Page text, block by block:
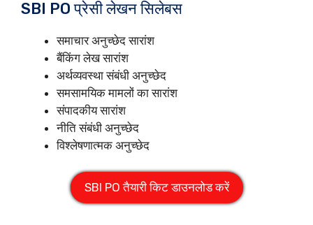
SBI PO प्रेसी लेखन सिलेबस
समाचार अनुच्छेद सारांश
बैंकिंग लेख सारांश
अर्थव्यवस्था संबंधी अनुच्छेद
समसामयिक मामलों का सारांश
संपादकीय सारांश
नीति संबंधी अनुच्छेद
विश्लेषणात्मक अनुच्छेद
SBI PO तैयारी किट डाउनलोड करें